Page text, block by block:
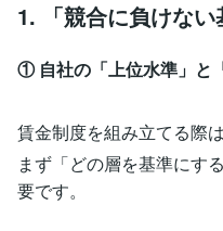
1. 「競合に負けな
① 自社の「上位水準」と
賃金制度を組み立てる際は
まず「どの層を基準にす
要です。